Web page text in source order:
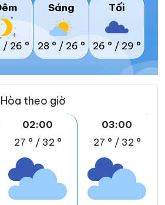
/ 26 °
Sáng
28 ° / 26 °
Tối
26 ° / 29 °
theo giờ
02:00
27 ° / 32 °
03:00
27 ° / 32 °